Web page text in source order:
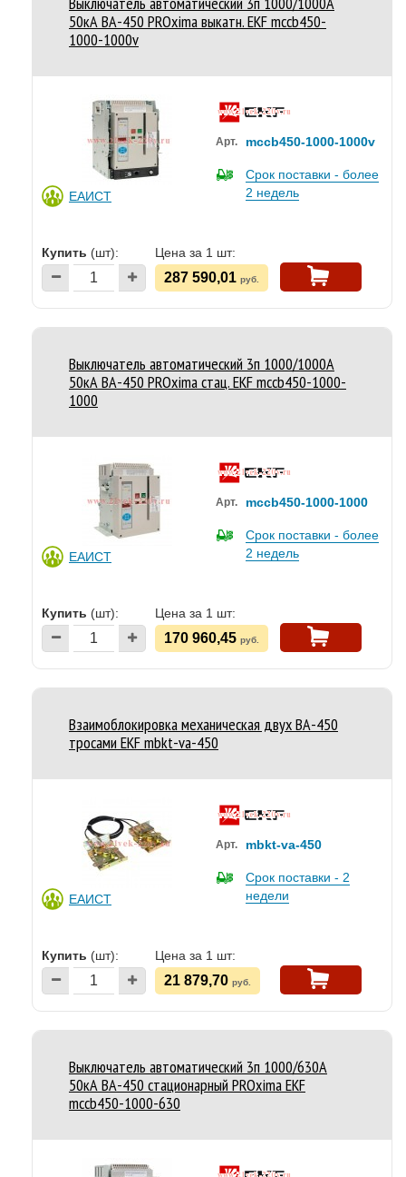
50кА ВА-450 PROxima выкатн. EKF mccb450-
1000-1000v
ЕАИСТ
Арт. mccb450-1000-1000v
Срок поставки - более
2 недель
Купить (шт): Цена за 1 шт:
287 590,01 руб.
Выключатель автоматический 3п 1000/1000А
50кА ВА-450 PROxima стац. EKF mccb450-1000-
1000
ЕАИСТ
Арт. mccb450-1000-1000
Срок поставки - более
2 недель
Купить (шт): Цена за 1 шт:
170 960,45 руб.
Взаимоблокировка механическая двух ВА-450
тросами EKF mbkt-va-450
ЕАИСТ
Арт. mbkt-va-450
Срок поставки - 2
недели
Купить (шт): Цена за 1 шт:
21 879,70 руб.
Выключатель автоматический 3п 1000/630А
50кА ВА-450 стационарный PROxima EKF
mccb450-1000-630